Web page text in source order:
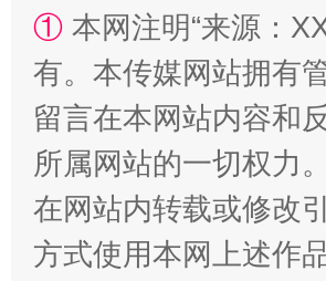
解纷+调解+退费，一次搞定
① 本网注明“来源：
有。本传媒网站拥有
留言在本网站内容和
所属网站的一切权力
在网站内转载或修改
方式使用本网上述作